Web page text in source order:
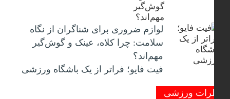
لوازم ضروری برای شناگران از نگاه
سلامت: چرا کلاه، عینک و گوش‌گیر
مهم‌اند؟
فیت ‌فایو؛ فراتر از یک باشگاه ورزشی
ورزشی